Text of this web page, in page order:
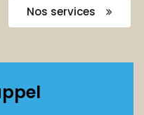
Nos services